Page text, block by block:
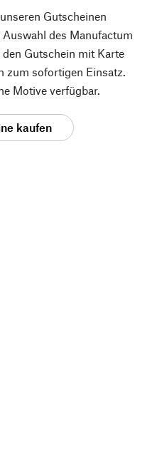
Gutscheinen
des Manufactum
Gutschein mit Karte
zum sofortigen Einsatz.
Motive verfügbar.
kaufen